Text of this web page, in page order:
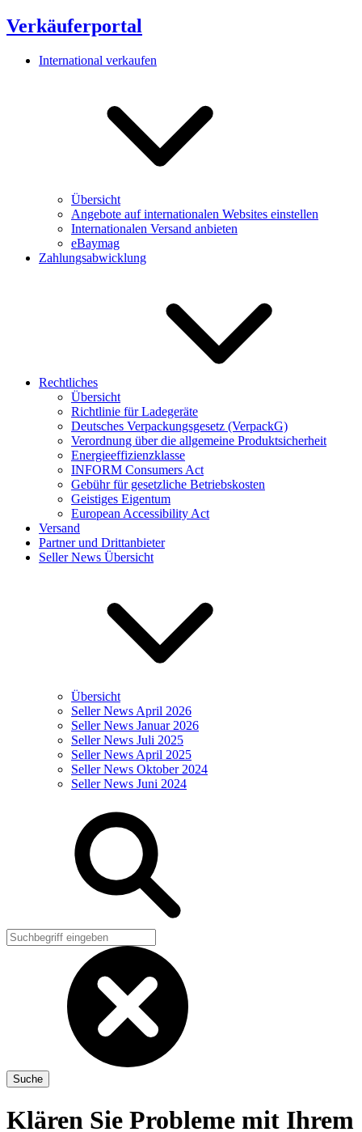
Verkäuferportal
International verkaufen
Übersicht
Angebote auf internationalen Websites einstellen
Internationalen Versand anbieten
eBaymag
Zahlungsabwicklung
Rechtliches
Übersicht
Richtlinie für Ladegeräte
Deutsches Verpackungsgesetz (VerpackG)
Verordnung über die allgemeine Produktsicherheit
Energieeffizienzklasse
INFORM Consumers Act
Gebühr für gesetzliche Betriebskosten
Geistiges Eigentum
European Accessibility Act
Versand
Partner und Drittanbieter
Seller News Übersicht
Übersicht
Seller News April 2026
Seller News Januar 2026
Seller News Juli 2025
Seller News April 2025
Seller News Oktober 2024
Seller News Juni 2024
Klären Sie Probleme mit Ihrem